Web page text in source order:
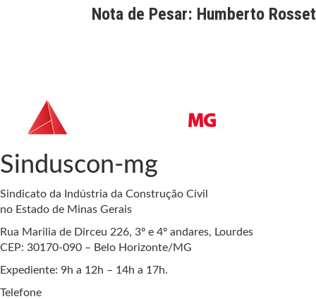
Nota de Pesar: Humberto
Sinduscon-mg
Sindicato da Indústria da Construção Civil
no Estado de Minas Gerais
Rua Marilia de Dirceu 226, 3º e 4º andares, Lourdes
CEP: 30170-090 – Belo Horizonte/MG
Expediente: 9h a 12h – 14h a 17h.
Telefone